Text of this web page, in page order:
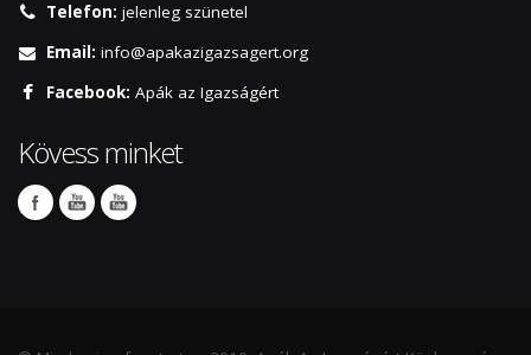
Telefon: jelenleg szünetel
Email: info@apakazigazsagert.org
Facebook: Apák az Igazságért
Kövess minket